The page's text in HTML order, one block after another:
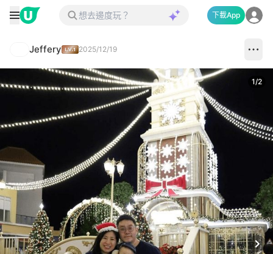
下載App
Jeffery 2025/12/19
1/2